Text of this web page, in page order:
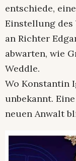
entschiede,
Einstellung des
an Richter
abwarten, wie
Weddle.
Wo Konstantin
unbekannt.
neuen Anwalt